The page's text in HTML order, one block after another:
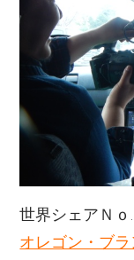
世界シェアＮ
オレゴン・ブ